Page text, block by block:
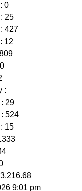
0
25
427
12
:
29
524
15
9:01 pm